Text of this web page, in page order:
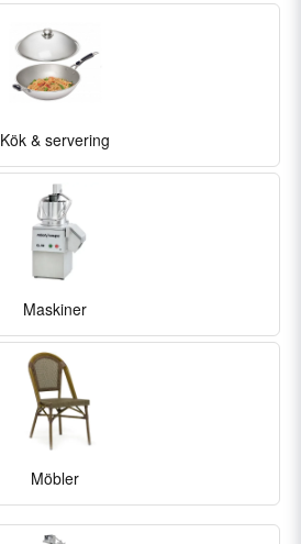
Kök & servering
Maskiner
Möbler